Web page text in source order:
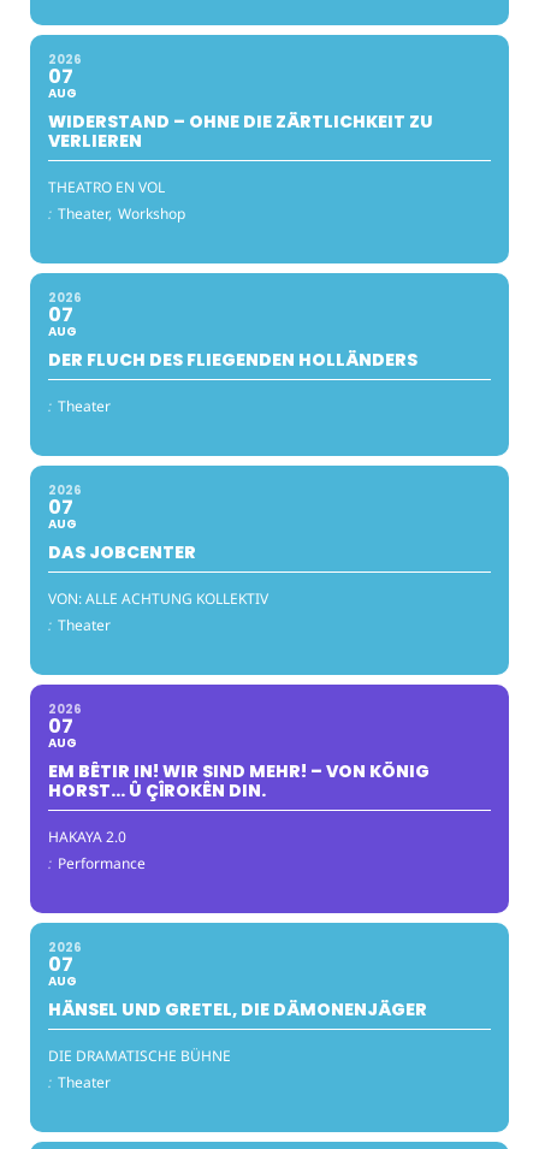
2026
07
AUG
WIDERSTAND – OHNE DIE ZÄRTLICHKEIT ZU
VERLIEREN
THEATRO EN VOL
: Theater, Workshop
2026
07
AUG
DER FLUCH DES FLIEGENDEN HOLLÄNDERS
: Theater
2026
07
AUG
DAS JOBCENTER
VON: ALLE ACHTUNG KOLLEKTIV
: Theater
2026
07
AUG
EM BÊTIR IN! WIR SIND MEHR! – VON KÖNIG
HORST… Û ÇÎROKÊN DIN.
HAKAYA 2.0
: Performance
2026
07
AUG
HÄNSEL UND GRETEL, DIE DÄMONENJÄGER
DIE DRAMATISCHE BÜHNE
: Theater